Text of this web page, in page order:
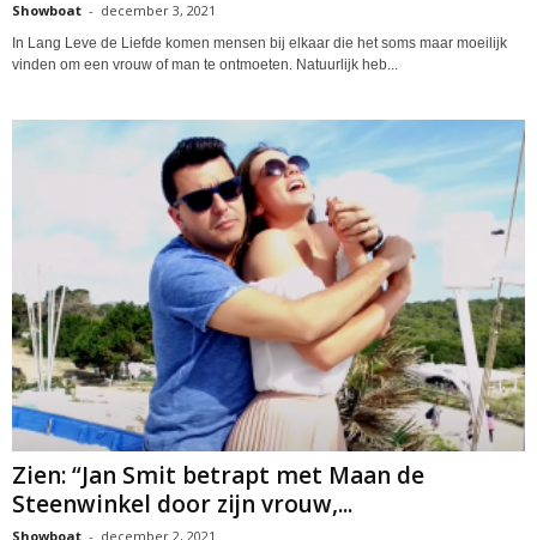
Showboat - december 3, 2021
In Lang Leve de Liefde komen mensen bij elkaar die het soms maar moeilijk
vinden om een vrouw of man te ontmoeten. Natuurlijk heb...
Zien: “Jan Smit betrapt met Maan de
Steenwinkel door zijn vrouw,...
Showboat - december 2, 2021